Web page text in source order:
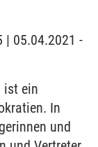
| 05.04.2021 -
ist ein
In
und